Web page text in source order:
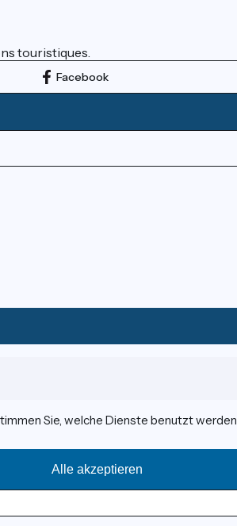
touristiques.
Facebook
Sie, welche Dienste benutzt werden
Alle akzeptieren